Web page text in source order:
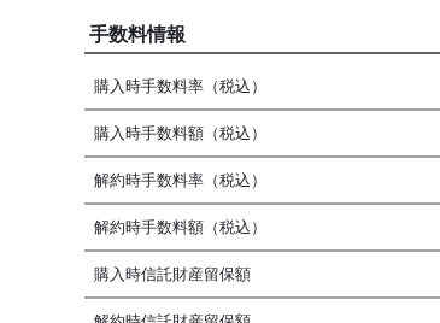
手数料情報
購入時手数料率（税込）
購入時手数料額（税込）
解約時手数料率（税込）
解約時手数料額（税込）
購入時信託財産留保額